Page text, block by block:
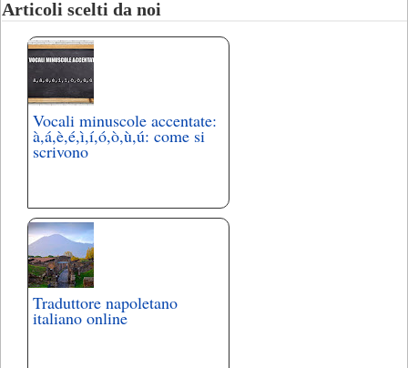
Articoli scelti da noi
Vocali minuscole accentate:
à,á,è,é,ì,í,ó,ò,ù,ú: come si
scrivono
Traduttore napoletano
italiano online